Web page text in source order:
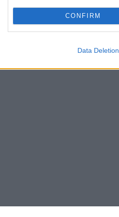
CONFIRM
Data Deletion